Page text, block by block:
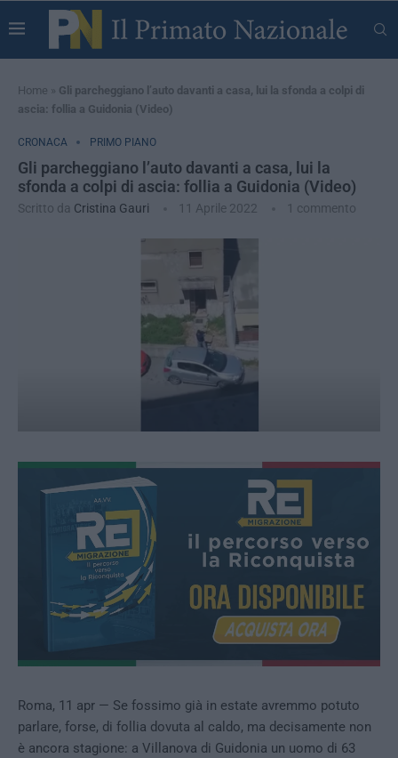
Home » Gli parcheggiano l’auto davanti a casa, lui la sfonda a colpi di
ascia: follia a Guidonia (Video)
CRONACA PRIMO PIANO
Gli parcheggiano l’auto davanti a casa, lui la
sfonda a colpi di ascia: follia a Guidonia (Video)
Scritto da Cristina Gauri 11 Aprile 2022 1 commento
Roma, 11 apr — Se fossimo già in estate avremmo potuto
parlare, forse, di follia dovuta al caldo, ma decisamente non
è ancora stagione: a Villanova di Guidonia un uomo di 63